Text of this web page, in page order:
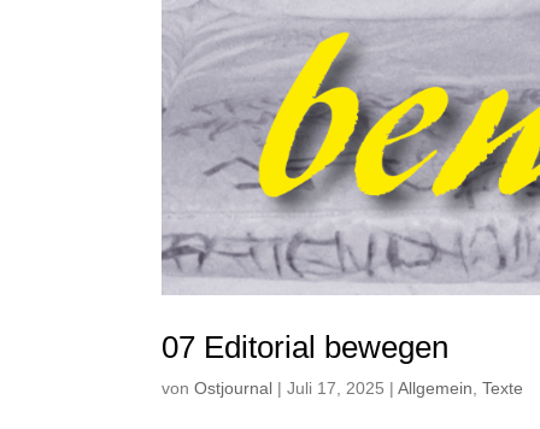
07 Editorial bewegen
vonOstjournal |Juli 17, 2025 |Allgemein ,Texte